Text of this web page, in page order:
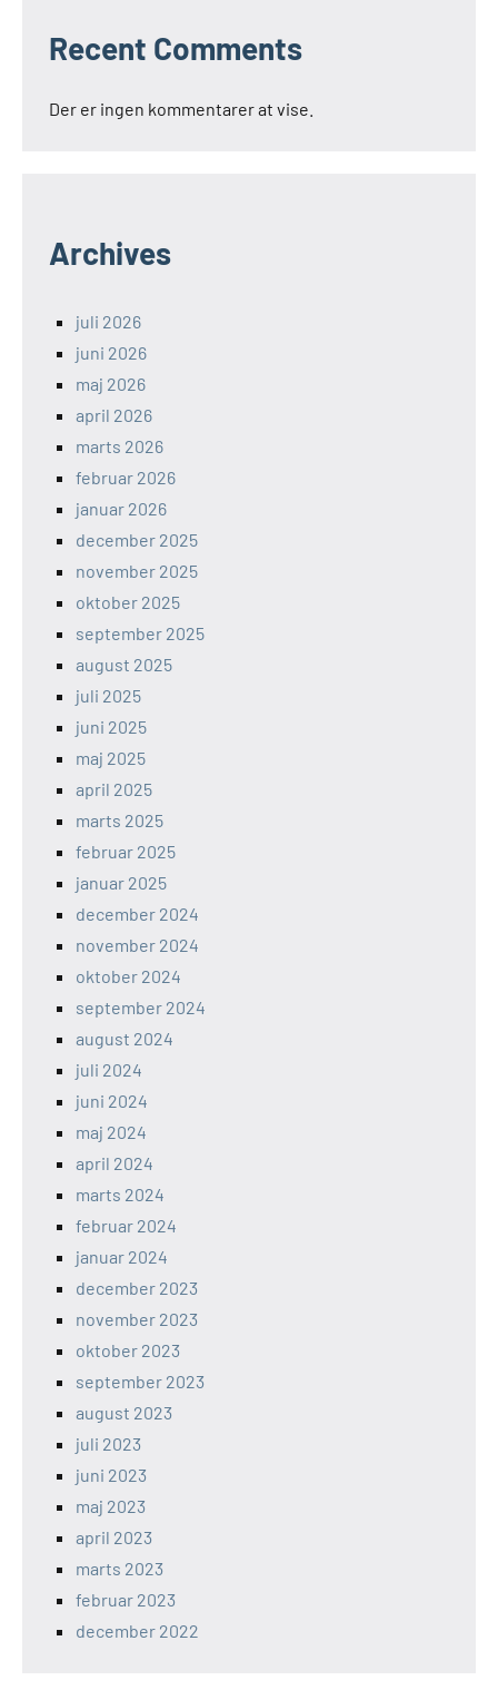
Recent Comments
Der er ingen kommentarer at vise.
Archives
juli 2026
juni 2026
maj 2026
april 2026
marts 2026
februar 2026
januar 2026
december 2025
november 2025
oktober 2025
september 2025
august 2025
juli 2025
juni 2025
maj 2025
april 2025
marts 2025
februar 2025
januar 2025
december 2024
november 2024
oktober 2024
september 2024
august 2024
juli 2024
juni 2024
maj 2024
april 2024
marts 2024
februar 2024
januar 2024
december 2023
november 2023
oktober 2023
september 2023
august 2023
juli 2023
juni 2023
maj 2023
april 2023
marts 2023
februar 2023
december 2022